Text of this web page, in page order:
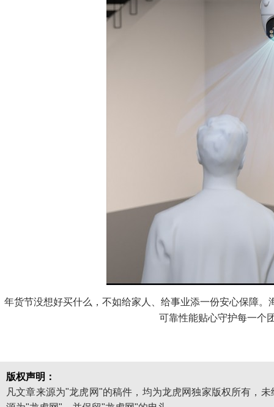
年货节没想好买什么，不如给家人、给事业添一份安心保障。
可靠性能贴心守护每一个
版权声明：
凡文章来源为"龙虎网"的稿件，均为龙虎网独家版权所有，